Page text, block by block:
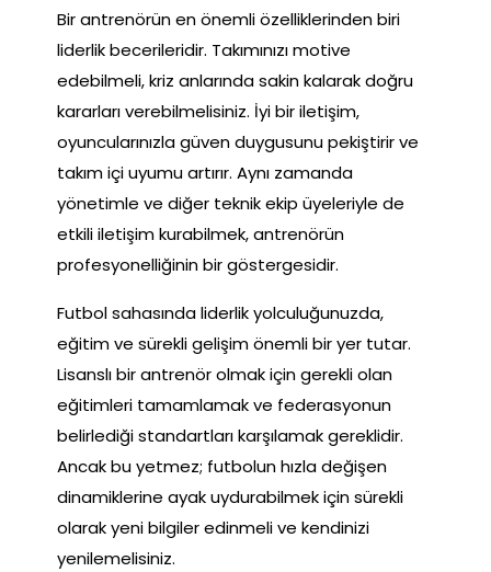
Bir antrenörün en önemli özelliklerinden biri
liderlik becerileridir. Takımınızı motive
edebilmeli, kriz anlarında sakin kalarak doğru
kararları verebilmelisiniz. İyi bir iletişim,
oyuncularınızla güven duygusunu pekiştirir ve
takım içi uyumu artırır. Aynı zamanda
yönetimle ve diğer teknik ekip üyeleriyle de
etkili iletişim kurabilmek, antrenörün
profesyonelliğinin bir göstergesidir.
Futbol sahasında liderlik yolculuğunuzda,
eğitim ve sürekli gelişim önemli bir yer tutar.
Lisanslı bir antrenör olmak için gerekli olan
eğitimleri tamamlamak ve federasyonun
belirlediği standartları karşılamak gereklidir.
Ancak bu yetmez; futbolun hızla değişen
dinamiklerine ayak uydurabilmek için sürekli
olarak yeni bilgiler edinmeli ve kendinizi
yenilemelisiniz.